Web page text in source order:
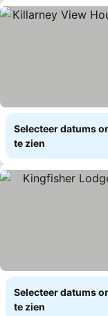
Selecteer datums
te zien
Selecteer datums
te zien